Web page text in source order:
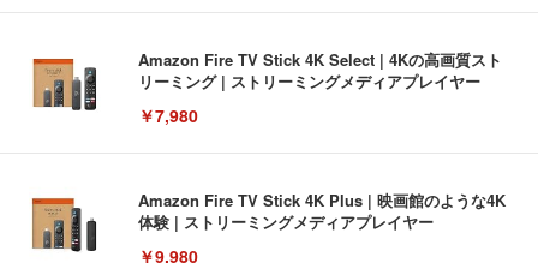
Amazon Fire TV Stick 4K Select | 4Kの高画質スト
リーミング | ストリーミングメディアプレイヤー
￥7,980
Amazon Fire TV Stick 4K Plus | 映画館のような4K
体験 | ストリーミングメディアプレイヤー
￥9,980